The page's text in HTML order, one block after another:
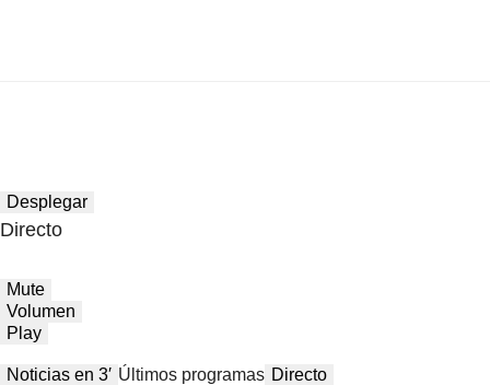
Desplegar
Directo
Mute
Volumen
Play
Noticias en 3′ Últimos programas Directo